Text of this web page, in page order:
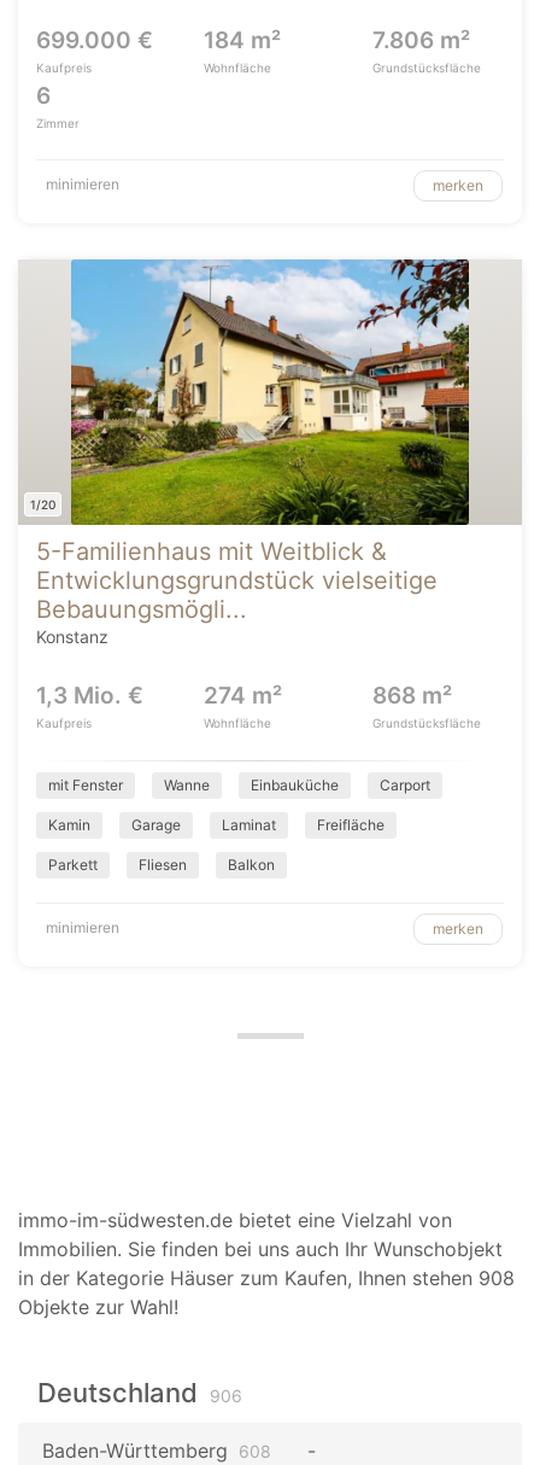
699.000 €
Kaufpreis
184 m²
Wohnfläche
7.806 m²
Grundstücksfläche
6
Zimmer
minimieren merken
1/20
5-Familienhaus mit Weitblick &
Entwicklungsgrundstück vielseitige
Bebauungsmögli...
Konstanz
1,3 Mio. €
Kaufpreis
274 m²
Wohnfläche
868 m²
Grundstücksfläche
mit Fenster Wanne Einbauküche Carport
Kamin Garage Laminat Freifläche
Parkett Fliesen Balkon
minimieren merken
immo-im-südwesten.de bietet eine Vielzahl von
Immobilien. Sie finden bei uns auch Ihr Wunschobjekt
in der Kategorie Häuser zum Kaufen, Ihnen stehen 908
Objekte zur Wahl!
Deutschland 906
Baden-Württemberg 608